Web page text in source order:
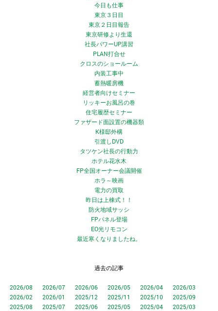
今日も仕事
東京３日目
東京２日目報告
東京研修より生還
社長パワーUP講習
PLAN打合せ
クロスのショールーム
内装工事中
蓄熱暖房機
経営者向けセミナー
リッキーお風呂の巻
住宅履歴セミナー
ファザード面設置の機器類
K様邸外構
引渡しDVD
タツケン社長の行動力
ホテル花水木
FP全国オーナー会議開催
ホラ～映画
電力の買取
昨日は上棟式！！
防火地域サッシ
FPパネル登場
EO光リモコン
最近寒くなりましたね。
過去の記事
2026/08 2026/07 2026/06 2026/05 2026/04
2026/03
2026/02
2026/01 2025/12 2025/11 2025/10
2025/09
2025/08
2025/07 2025/06 2025/05 2025/04
2025/03